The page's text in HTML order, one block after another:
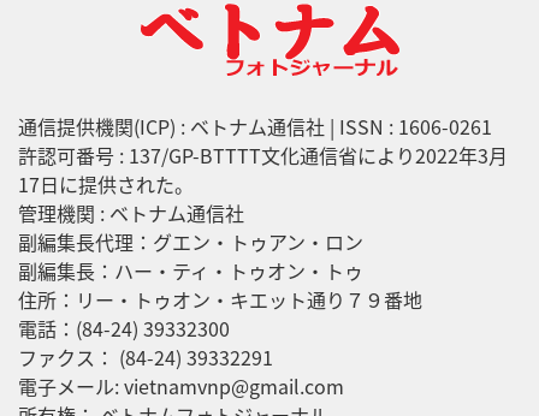
通信提供機関(ICP) : ベトナム通信社 | ISSN : 1606-0261
許認可番号 : 137/GP-BTTTT文化通信省により2022年3月
17日に提供された。
管理機関 : ベトナム通信社
副編集長代理：グエン・トゥアン・ロン
副編集長：ハー・ティ・トゥオン・トゥ
住所：リー・トゥオン・キエット通り７９番地
電話：(84-24) 39332300
ファクス： (84-24) 39332291
電子メール: vietnamvnp@gmail.com